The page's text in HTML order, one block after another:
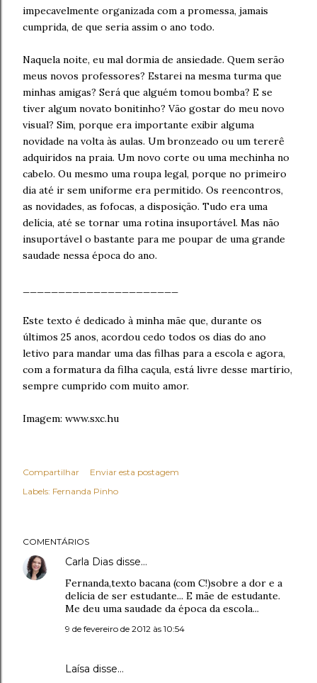
impecavelmente organizada com a promessa, jamais
cumprida, de que seria assim o ano todo.
Naquela noite, eu mal dormia de ansiedade. Quem serão
meus novos professores? Estarei na mesma turma que
minhas amigas? Será que alguém tomou bomba? E se
tiver algum novato bonitinho? Vão gostar do meu novo
visual? Sim, porque era importante exibir alguma
novidade na volta às aulas. Um bronzeado ou um tererê
adquiridos na praia. Um novo corte ou uma mechinha no
cabelo. Ou mesmo uma roupa legal, porque no primeiro
dia até ir sem uniforme era permitido. Os reencontros,
as novidades, as fofocas, a disposição. Tudo era uma
delícia, até se tornar uma rotina insuportável. Mas não
insuportável o bastante para me poupar de uma grande
saudade nessa época do ano.
Este texto é dedicado à minha mãe que, durante os
últimos 25 anos, acordou cedo todos os dias do ano
letivo para mandar uma das filhas para a escola e agora,
com a formatura da filha caçula, está livre desse martírio,
sempre cumprido com muito amor.
Imagem: www.sxc.hu
Compartilhar
Enviar esta postagem
Labels: Fernanda Pinho
COMENTÁRIOS
Carla Dias disse…
Fernanda,texto bacana (com C!)sobre a dor e a
delícia de ser estudante... E mãe de estudante.
Me deu uma saudade da época da escola...
9 de fevereiro de 2012 às 10:54
Laísa disse…